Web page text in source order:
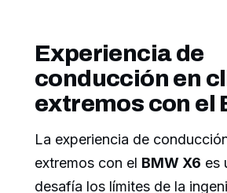
Experiencia de
conducción en
extremos con el
La experiencia de
extremos con el BMW X6 es
desafía los límites de la